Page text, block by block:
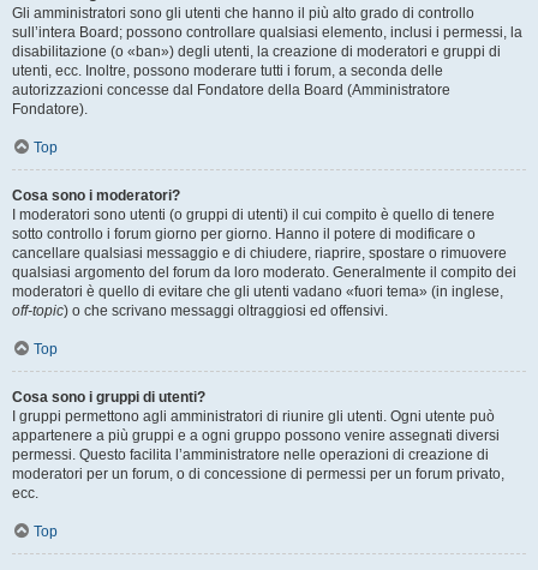
Gli amministratori sono gli utenti che hanno il più alto grado di controllo
sull’intera Board; possono controllare qualsiasi elemento, inclusi i permessi, la
disabilitazione (o «ban») degli utenti, la creazione di moderatori e gruppi di
utenti, ecc. Inoltre, possono moderare tutti i forum, a seconda delle
autorizzazioni concesse dal Fondatore della Board (Amministratore
Fondatore).
Top
Cosa sono i moderatori?
I moderatori sono utenti (o gruppi di utenti) il cui compito è quello di tenere
sotto controllo i forum giorno per giorno. Hanno il potere di modificare o
cancellare qualsiasi messaggio e di chiudere, riaprire, spostare o rimuovere
qualsiasi argomento del forum da loro moderato. Generalmente il compito dei
moderatori è quello di evitare che gli utenti vadano «fuori tema» (in inglese,
off-topic) o che scrivano messaggi oltraggiosi ed offensivi.
Top
Cosa sono i gruppi di utenti?
I gruppi permettono agli amministratori di riunire gli utenti. Ogni utente può
appartenere a più gruppi e a ogni gruppo possono venire assegnati diversi
permessi. Questo facilita l’amministratore nelle operazioni di creazione di
moderatori per un forum, o di concessione di permessi per un forum privato,
ecc.
Top